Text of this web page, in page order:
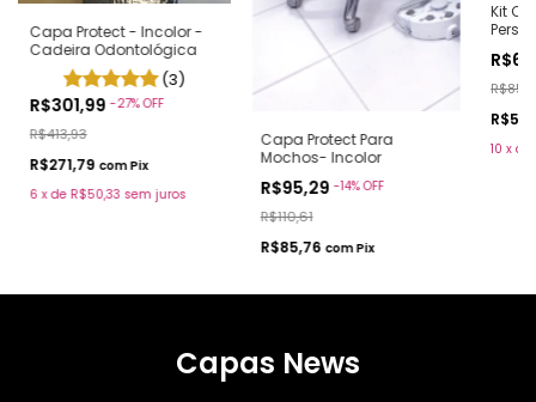
Capa Protect - Incolor -
Cadeira Odontológica
(3)
R$301,99-27%OFF
R$413,93
R$271,79 comPix
6 xde R$50,33 sem juros
Capa Protect Para
Mochos- Incolor
R$95,29-14%OFF
R$110,61
R$85,76 comPix
Kit
10 x de
Capas News